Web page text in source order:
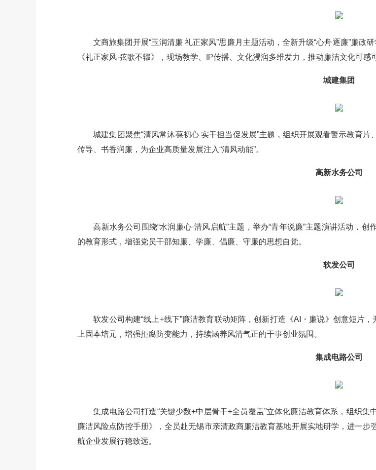
文商旅集团开展“玉润清廉 礼正家风”思廉月主题活动，全新升级“心舟逐廉”廉政
《礼正家风·弦歌不辍》，现场教学、IP传播、文化浸润多维发力，推动廉洁文化可感
城建集团
城建集团聚焦“清风常沐葆初心 实干担当促发展”主题，组织开展观看警示教育片
传导、书香润廉，为企业高质量发展注入“清风动能”。
高新水务公司
高新水务公司围绕“水润廉心·清风启航”主题，举办“青年说廉”主题演讲活动，创
的教育形式，增强党员干部知廉、学廉、倡廉、守廉的思想自觉。
软发公司
软发公司构建“线上+线下”廉洁教育联动矩阵，创新打造《AI・廉说》创意短片，
上固本培元，增强拒腐防变能力，持续涵养风清气正的干事创业氛围。
集成电路公司
集成电路公司打造“关键少数+中层骨干+全员覆盖”立体化廉洁教育体系，组织集
廉洁风险点防控手册》，全员赴无锡市亲清政商廉洁教育基地开展实地研学，进一
航企业发展行稳致远。